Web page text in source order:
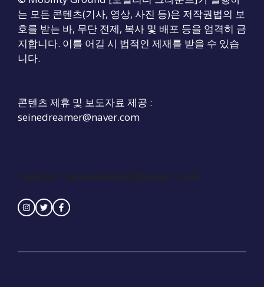
는 모든 콘텐츠(기사, 영상, 사진 등)은 저작권법의 보
호를 받는 바, 무단 전제, 복사 및 배포 등을 엄격히 금
지합니다. 이를 어길 시 법적인 제재를 받을 수 있습
니다.
콘텐츠 제휴 및 보도자료 제공 :
seinedreamer@naver.com
Contact : seinedreamer@naver.com